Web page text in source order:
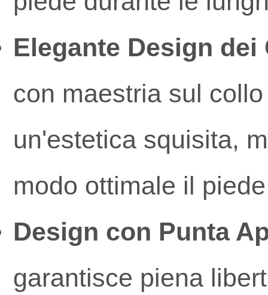
Elegante Design
con maestria sul
un'estetica squisita,
modo ottimale il
Design con Punta
garantisce piena